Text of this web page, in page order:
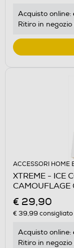
Acquisto online:
Ritiro in
ACCESSORI HOME
XTREME - ICE
CAMOUFLAGE
€ 29,90
€ 39,99 consigliato
Acquisto online:
Ritiro in